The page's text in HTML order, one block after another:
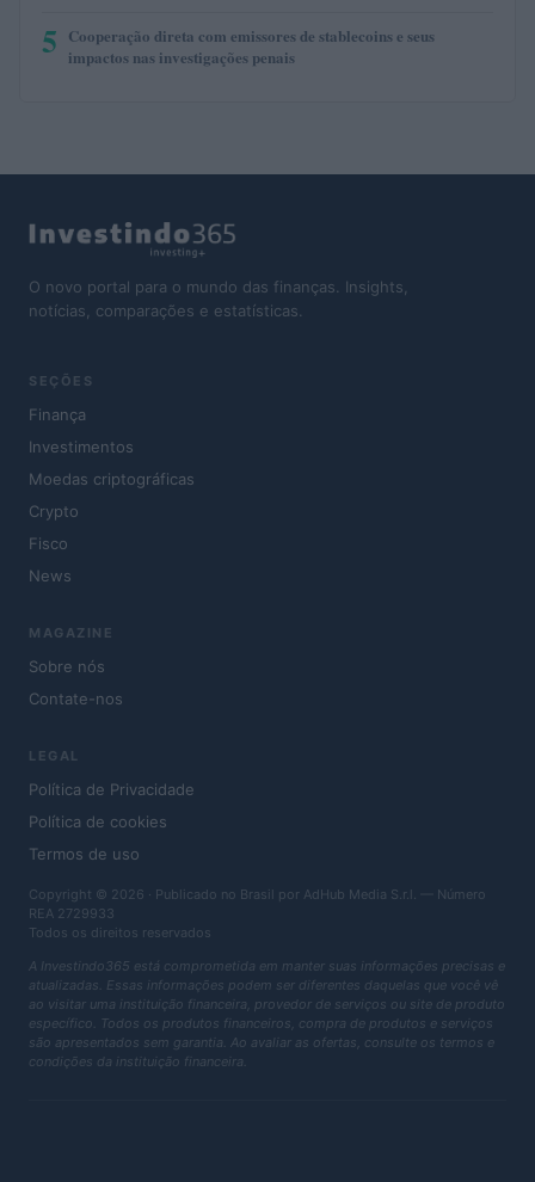
5 Cooperação direta com emissores de stablecoins e seus
impactos nas investigações penais
O novo portal para o mundo das finanças. Insights,
notícias, comparações e estatísticas.
SEÇÕES
Finança
Investimentos
Moedas criptográficas
Crypto
Fisco
News
MAGAZINE
Sobre nós
Contate-nos
LEGAL
Política de Privacidade
Política de cookies
Termos de uso
Copyright © 2026 · Publicado no Brasil por AdHub Media S.r.l. — Número
REA 2729933
Todos os direitos reservados
A Investindo365 está comprometida em manter suas informações precisas e
atualizadas. Essas informações podem ser diferentes daquelas que você vê
ao visitar uma instituição financeira, provedor de serviços ou site de produto
específico. Todos os produtos financeiros, compra de produtos e serviços
são apresentados sem garantia. Ao avaliar as ofertas, consulte os termos e
condições da instituição financeira.